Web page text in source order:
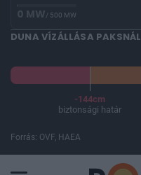
0 MW/ 500 MW
DUNA VÍZÁLLÁSA PAKSNÁL
-144cm
biztonsági határ
Forrás: OVF, HAEA